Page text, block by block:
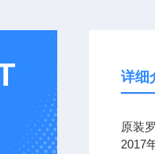
详细
原装
2017